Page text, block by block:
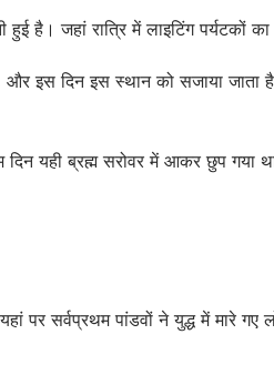
है। जहां रात्रि में लाइटिंग पर्यटकों
इस दिन इस स्थान को सजाया जाता
यही ब्रह्म सरोवर में आकर छुप गया
पर सर्वप्रथम पांडवों ने युद्ध में मारे गए